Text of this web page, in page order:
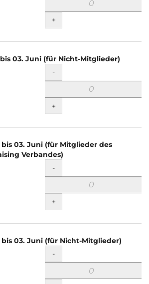
+
bis 03. Juni (für Nicht-Mitglieder)
Menge
-
+
bis 03. Juni (für Mitglieder des
Verbandes)
Menge
-
+
bis 03. Juni (für Nicht-Mitglieder)
Menge
-